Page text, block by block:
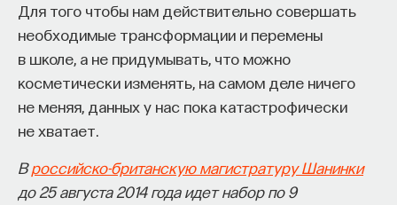
Для того чтобы нам действительно совершать
необходимые трансформации и перемены
в школе, а не придумывать, что можно
косметически изменять, на самом деле ничего
не меняя, данных у нас пока катастрофически
не хватает.
Вроссийско-британскую магистратуру Шанинки
до 25 августа 2014 года идет набор по 9